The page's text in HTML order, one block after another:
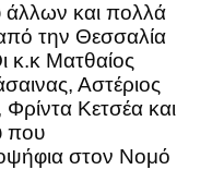
και πολλά
την Θεσσαλία
κ.κ Ματθαίος
Αστέριος
Κετσέα και
που
στον Νομό